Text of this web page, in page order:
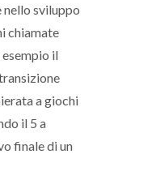
nello sviluppo
chiamate
il
a giochi
il 5 a
finale di un